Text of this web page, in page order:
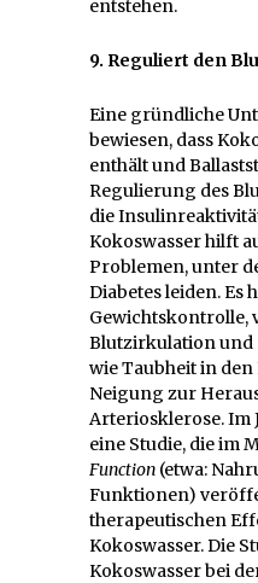
entstehen.
9. Reguliert den
Eine gründliche
bewiesen, dass
enthält und
Regulierung des
die
Kokoswasser hilft
Problemen, unter
Diabetes leiden. Es
Gewichtskontrolle,
Blutzirkulation und
wie Taubheit in
Neigung zur
Arteriosklerose. Im
eine Studie, die im
Function (etwa:
Funktionen)
therapeutischen
Kokoswasser. Die
Kokoswasser bei